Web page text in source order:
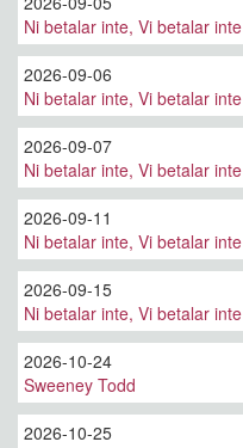
Ni betalar inte, Vi betalar inte
2026-09-06
Ni betalar inte, Vi betalar inte
2026-09-07
Ni betalar inte, Vi betalar inte
2026-09-11
Ni betalar inte, Vi betalar inte
2026-09-15
Ni betalar inte, Vi betalar inte
2026-10-24
Sweeney Todd
2026-10-25